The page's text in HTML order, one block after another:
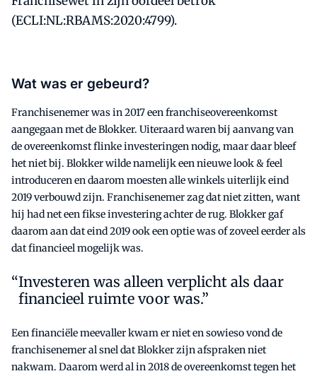
(ECLI:NL:RBAMS:2020:4799).
Wat was er gebeurd?
Franchisenemer was in 2017 een franchiseovereenkomst
aangegaan met de Blokker. Uiteraard waren bij aanvang van
de overeenkomst flinke investeringen nodig, maar daar bleef
het niet bij. Blokker wilde namelijk een nieuwe look & feel
introduceren en daarom moesten alle winkels uiterlijk eind
2019 verbouwd zijn. Franchisenemer zag dat niet zitten, want
hij had net een fikse investering achter de rug. Blokker gaf
daarom aan dat eind 2019 ook een optie was of zoveel eerder als
dat financieel mogelijk was.
Investeren was alleen verplicht als daar
financieel ruimte voor was.”
Een financiële meevaller kwam er niet en sowieso vond de
franchisenemer al snel dat Blokker zijn afspraken niet
nakwam. Daarom werd al in 2018 de overeenkomst tegen het